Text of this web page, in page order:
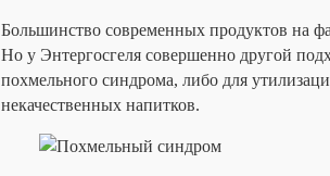
Большинство современных продуктов на
Но у Энтергосгеля совершенно другой
похмельного синдрома, либо для
некачественных напитков.